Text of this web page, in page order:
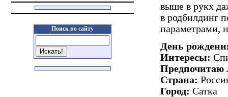
Поиск по сайту
выше в рукх
в родбилдинг
параметрами,
День
Интересы:
Предпочитаю
Страна:
Город: Сатка